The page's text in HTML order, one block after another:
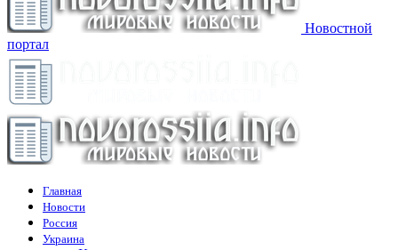
Новостной
портал
Главная
Новости
Россия
Украина